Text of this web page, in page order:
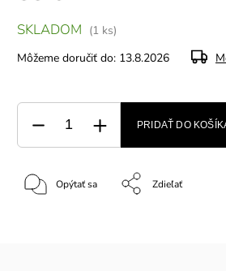
SKLADOM (1 ks)
Môžeme doručiť do: 13.8.2026
PRIDAŤ DO
Opýtať sa Zdieľať